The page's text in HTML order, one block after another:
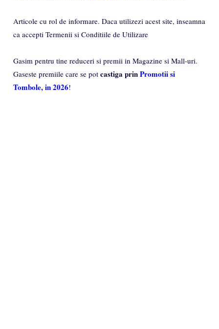
Articole cu rol de informare. Daca utilizezi acest site, inseamna
ca accepti Termenii si Conditiile de Utilizare
Gasim pentru tine reduceri si premii in Magazine si Mall-uri.
Gaseste premiile care se pot castiga prinPromotii si
Tombole, in 2026!